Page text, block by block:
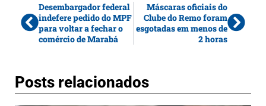
Desembargador federal
indefere pedido do MPF
para voltar a fechar o
comércio de Marabá
Máscaras oficiais do
Clube do Remo foram
esgotadas em menos de
2 horas
Posts relacionados